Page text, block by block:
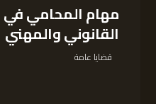
مهام المحامي في
القانوني والمهني
قضايا عامة